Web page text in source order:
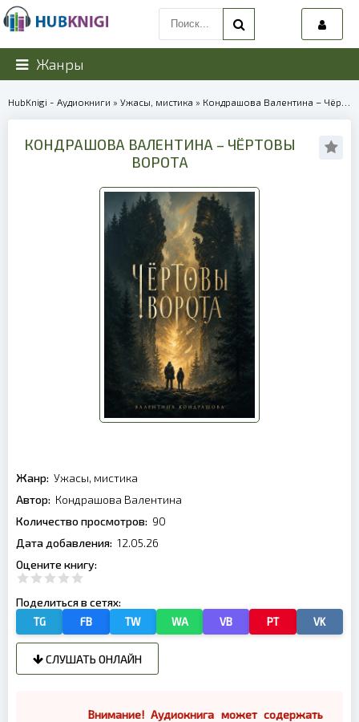
Жанры
HubKnigi - Аудиокниги » Ужасы, мистика » Кондрашова Валентина – Чёртовы ворота | 39927
КОНДРАШОВА ВАЛЕНТИНА – ЧЁРТОВЫ
ВОРОТА
Жанр: Ужасы, мистика
Автор: Кондрашова Валентина
Количество просмотров: 90
Дата добавления: 12.05.26
Оцените книгу:
Поделиться в сетях:
TG FB TW WA VB PT VK
СЛУШАТЬ ОНЛАЙН
Внимание! Аудиокнига может содержать